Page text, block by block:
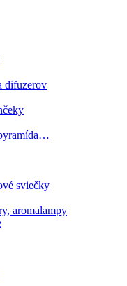
difuzerov
sviečky
aromalampy